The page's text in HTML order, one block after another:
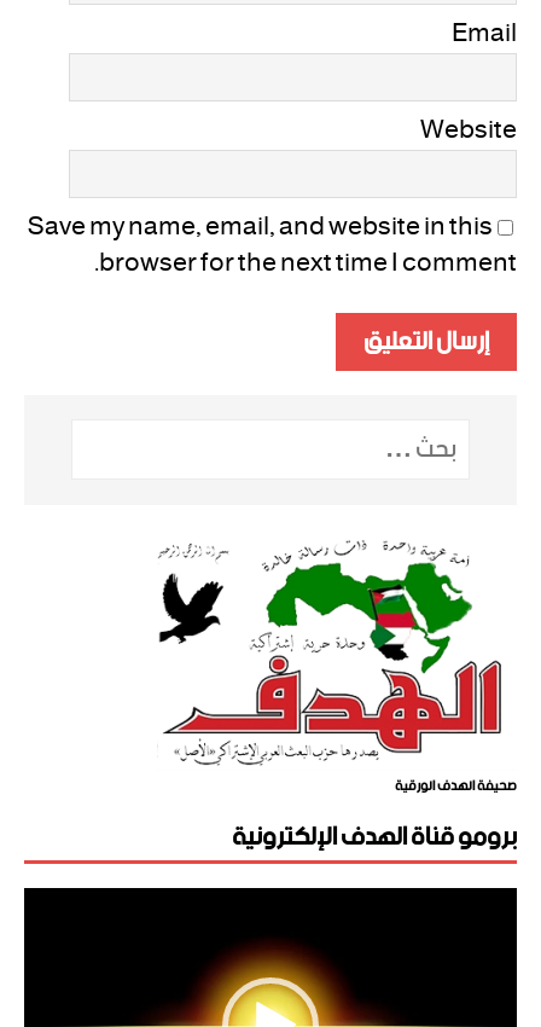
Email
Website
Save my name, email, and website in this
browser for the next time I comment.
صحيفة الهدف الورقية
برومو قناة الهدف الإلكترونية
مشغل